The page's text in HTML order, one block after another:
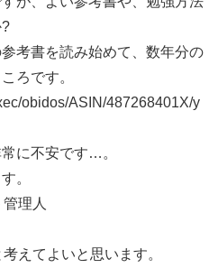
考書を読み始めて、数年分の
ろです。
obidos/ASIN/487268401X/y
に不安です…。
。
理人
えてよいと思います。